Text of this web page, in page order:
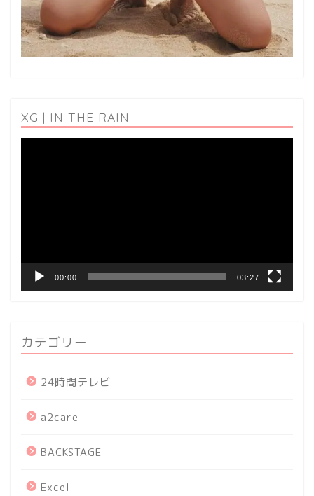
XG | IN THE RAIN
00:00 03:27
カテゴリー
24時間テレビ
a2care
BACKSTAGE
Excel